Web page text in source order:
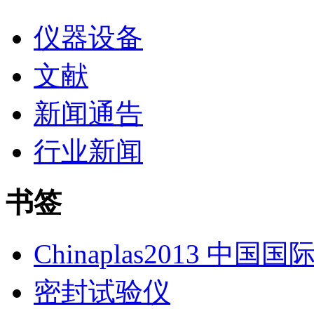
仪器设备
文献
新闻通告
行业新闻
书签
Chinaplas2013 中国国
密封试验仪